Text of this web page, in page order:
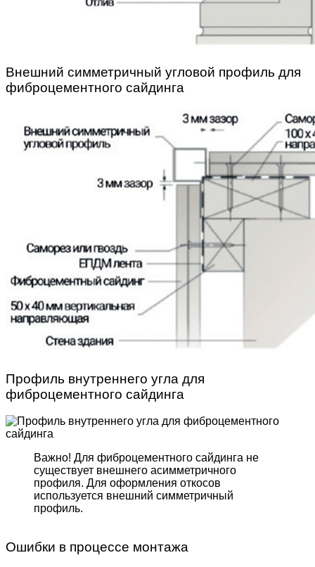
Внешний симметричный угловой профиль для
фиброцементного сайдинга
Профиль внутреннего угла для
фиброцементного сайдинга
Важно! Для фиброцемент­ного сайдинга не
существует внешнего асимметрич­ного
профиля. Для оформле­ния откосов
используется внешний симметричный
профиль.
Ошибки в процессе монтажа